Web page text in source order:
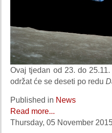
Ovaj tjedan od 23. do
održat će se deseti po redu
Published in News
Read more...
Thursday, 05 November